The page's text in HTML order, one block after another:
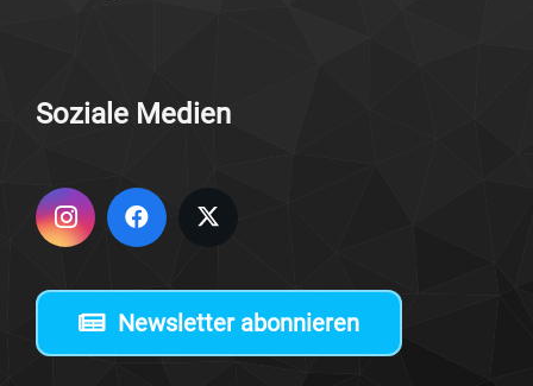
Sozia­le Medien
Newsletter abonnieren